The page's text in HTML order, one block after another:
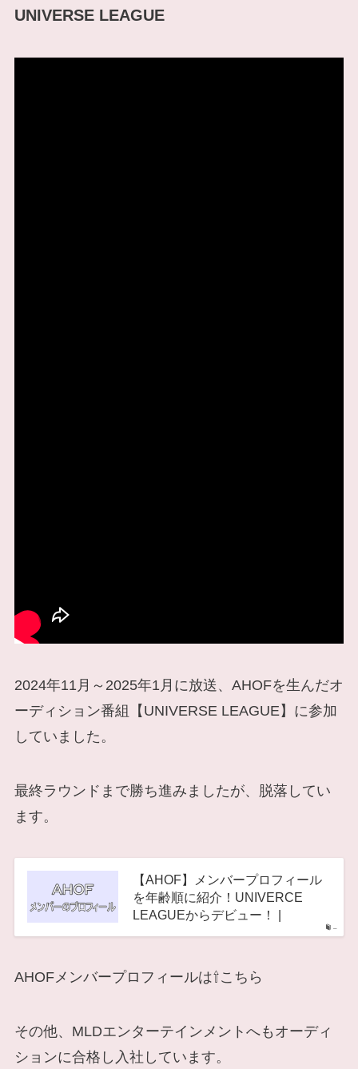
UNIVERSE LEAGUE
2024年11月～2025年1月に放送、AHOFを生んだオ
ーディション番組【UNIVERSE LEAGUE】に参加
していました。
最終ラウンドまで勝ち進みましたが、脱落してい
ます。
–
【AHOF】メンバープロフィール
を年齢順に紹介！UNIVERCE
LEAGUEからデビュー！ |
AHOFメンバープロフィールは⇧こちら
その他、MLDエンターテインメントへもオーディ
ションに合格し入社しています。